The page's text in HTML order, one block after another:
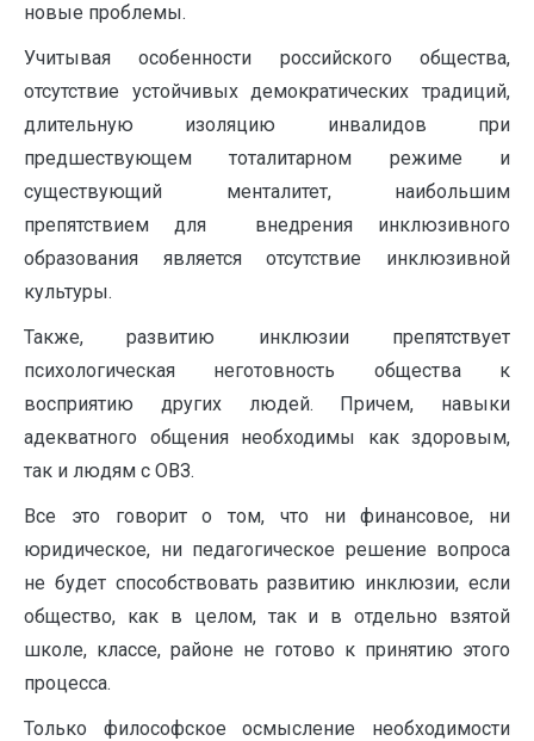
новые проблемы.
Учитывая особенности российского общества,
отсутствие устойчивых демократических традиций,
длительную изоляцию инвалидов при
предшествующем тоталитарном режиме и
существующий менталитет, наибольшим
препятствием для внедрения инклюзивного
образования является отсутствие инклюзивной
культуры.
Также, развитию инклюзии препятствует
психологическая неготовность общества к
восприятию других людей. Причем, навыки
адекватного общения необходимы как здоровым,
так и людям с ОВЗ.
Все это говорит о том, что ни финансовое, ни
юридическое, ни педагогическое решение вопроса
не будет способствовать развитию инклюзии, если
общество, как в целом, так и в отдельно взятой
школе, классе, районе не готово к принятию этого
процесса.
Только философское осмысление необходимости